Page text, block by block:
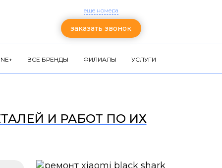
еще номера
заказать звонок
ВСЕ БРЕНДЫ ФИЛИАЛЫ УСЛУГИ
И РАБОТ ПО ИХ